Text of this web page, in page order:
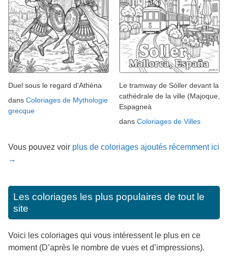
Duel sous le regard d'Athéna
dans Coloriages de Mythologie
grecque
Le tramway de Sóller devant la
cathédrale de la ville (Majoque,
Espagneà
dans Coloriages de Villes
Vous pouvez voir plus de coloriages ajoutés récemment ici
→
Les coloriages les plus populaires de tout le
site
Voici les coloriages qui vous intéressent le plus en ce
moment (D’après le nombre de vues et d’impressions).